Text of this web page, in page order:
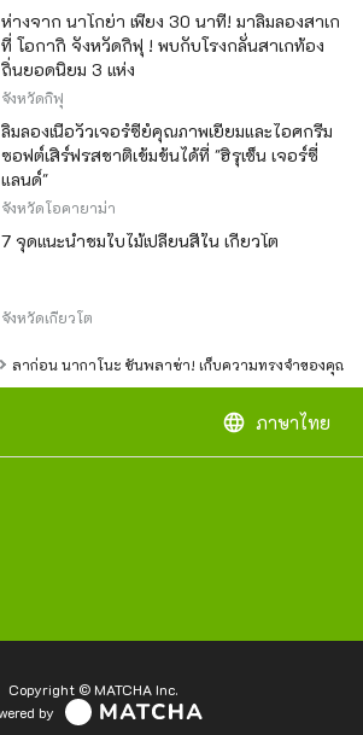
ห่างจาก นาโกย่า เพียง 30 นาที! มาลิ้มลองสาเก
ที่ โอกากิ จังหวัดกิฟุ ! พบกับโรงกลั่นสาเกท้อง
ถิ่นยอดนิยม 3 แห่ง
จังหวัดกิฟุ
ลิ้มลองเนื้อวัวเจอร์ซีย์คุณภาพเยี่ยมและไอศกรีม
ซอฟต์เสิร์ฟรสชาติเข้มข้นได้ที่ "ฮิรุเซ็น เจอร์ซี่
แลนด์"
จังหวัดโอคายาม่า
7 จุดแนะนำชมใบไม้เปลี่ยนสีใน เกียวโต
จังหวัดเกียวโต
ลาก่อน นากาโนะ ซันพลาซ่า! เก็บความทรงจำของคุณไ
language ภาษาไทย
Copyright © MATCHA Inc.
by